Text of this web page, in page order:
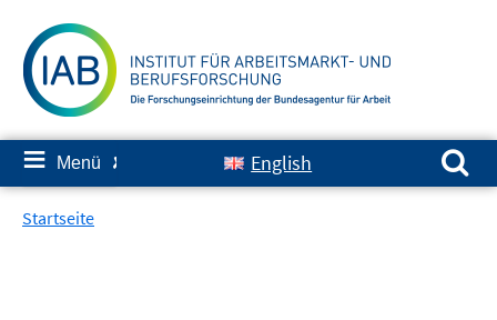
zum
Inhalt
≡ Menü ✘ English
Suchen nach:
Startseite